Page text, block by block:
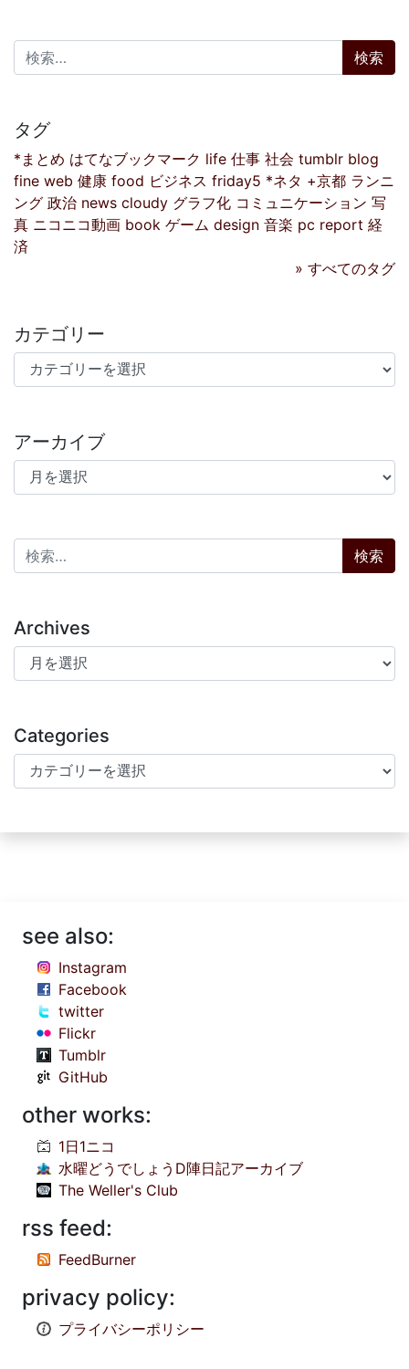
検索:
タグ
*まとめ はてなブックマーク life 仕事 社会 tumblr blog
fine web 健康 food ビジネス friday5 *ネタ +京都 ランニ
ング 政治 news cloudy グラフ化 コミュニケーション 写
真 ニコニコ動画 book ゲーム design 音楽 pc report 経
済
» すべてのタグ
カテゴリー
カテゴリー
アーカイブ
アーカイブ
検索:
Archives
Archives
Categories
Categories
see also:
Instagram
Facebook
twitter
Flickr
Tumblr
GitHub
other works:
1日1ニコ
水曜どうでしょうD陣日記アーカイブ
The Weller's Club
rss feed:
FeedBurner
privacy policy:
プライバシーポリシー